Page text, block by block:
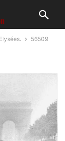
56509